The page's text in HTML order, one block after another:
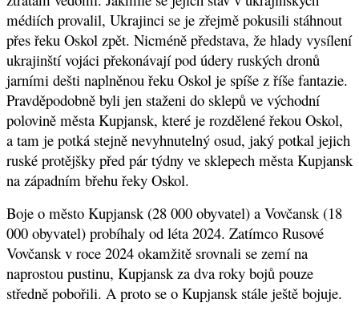
médiích provalil, Ukrajinci se je zřejmě pokusili stáhnout
přes řeku Oskol zpět. Nicméně představa, že hlady vysílení
ukrajinští vojáci překonávají pod údery ruských dronů
jarními dešti naplněnou řeku Oskol je spíše z říše fantazie.
Pravděpodobně byli jen staženi do sklepů ve východní
polovině města Kupjansk, které je rozdělené řekou Oskol,
a tam je potká stejně nevyhnutelný osud, jaký potkal jejich
ruské protějšky před pár týdny ve sklepech města Kupjansk
na západním břehu řeky Oskol.
Boje o město Kupjansk (28 000 obyvatel) a Vovčansk (18
000 obyvatel) probíhaly od léta 2024. Zatímco Rusové
Vovčansk v roce 2024 okamžitě srovnali se zemí na
naprostou pustinu, Kupjansk za dva roky bojů pouze
středně pobořili. A proto se o Kupjansk stále ještě bojuje.